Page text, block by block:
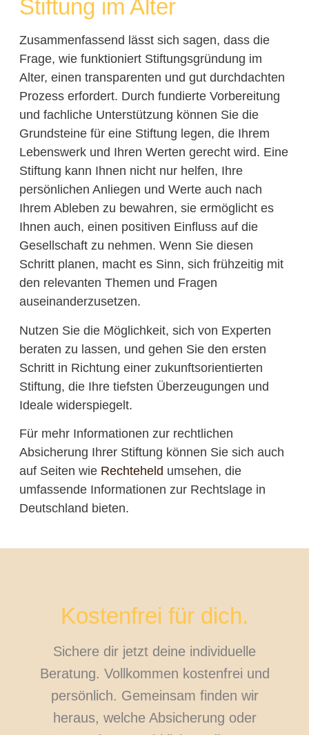
Stiftung im Alter
Zusammenfassend lässt sich sagen, dass die
Frage, wie funktioniert Stiftungsgründung im
Alter, einen transparenten und gut durchdachten
Prozess erfordert. Durch fundierte Vorbereitung
und fachliche Unterstützung können Sie die
Grundsteine für eine Stiftung legen, die Ihrem
Lebenswerk und Ihren Werten gerecht wird. Eine
Stiftung kann Ihnen nicht nur helfen, Ihre
persönlichen Anliegen und Werte auch nach
Ihrem Ableben zu bewahren, sie ermöglicht es
Ihnen auch, einen positiven Einfluss auf die
Gesellschaft zu nehmen. Wenn Sie diesen
Schritt planen, macht es Sinn, sich frühzeitig mit
den relevanten Themen und Fragen
auseinanderzusetzen.
Nutzen Sie die Möglichkeit, sich von Experten
beraten zu lassen, und gehen Sie den ersten
Schritt in Richtung einer zukunftsorientierten
Stiftung, die Ihre tiefsten Überzeugungen und
Ideale widerspiegelt.
Für mehr Informationen zur rechtlichen
Absicherung Ihrer Stiftung können Sie sich auch
auf Seiten wie Rechteheld umsehen, die
umfassende Informationen zur Rechtslage in
Deutschland bieten.
Kostenfrei für dich.
Sichere dir jetzt deine individuelle
Beratung. Vollkommen kostenfrei und
persönlich. Gemeinsam finden wir
heraus, welche Absicherung oder